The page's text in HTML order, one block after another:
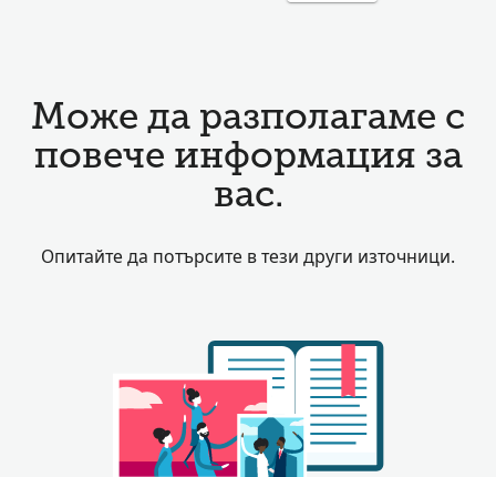
Може да разполагаме с
повече информация за
вас.
Опитайте да потърсите в тези други източници.